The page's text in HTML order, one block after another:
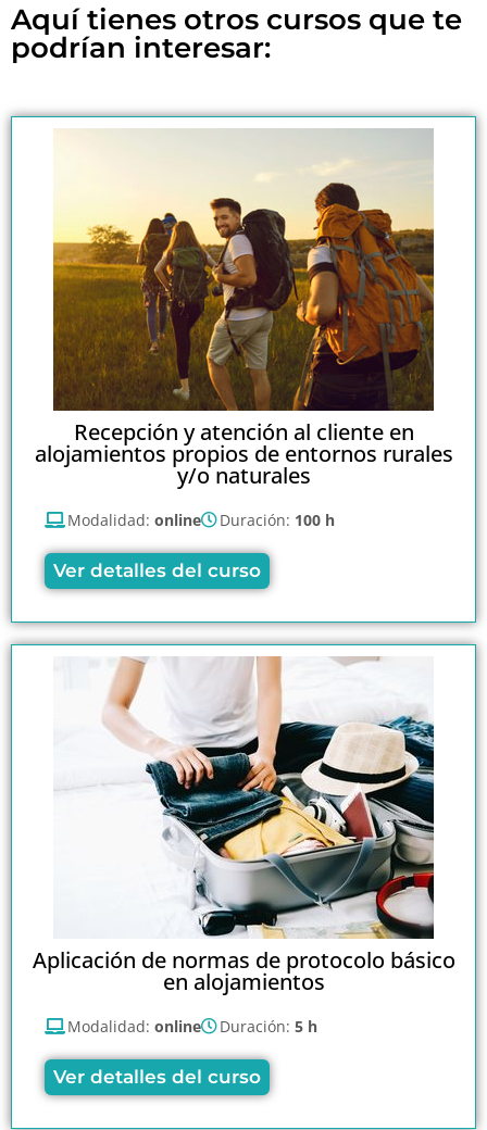
Aquí tienes otros cursos que te
podrían interesar:
Recepción y atención al cliente en
alojamientos propios de entornos rurales
y/o naturales
Modalidad: online Duración: 100 h
Ver detalles del curso
Aplicación de normas de protocolo básico
en alojamientos
Modalidad: online Duración: 5 h
Ver detalles del curso